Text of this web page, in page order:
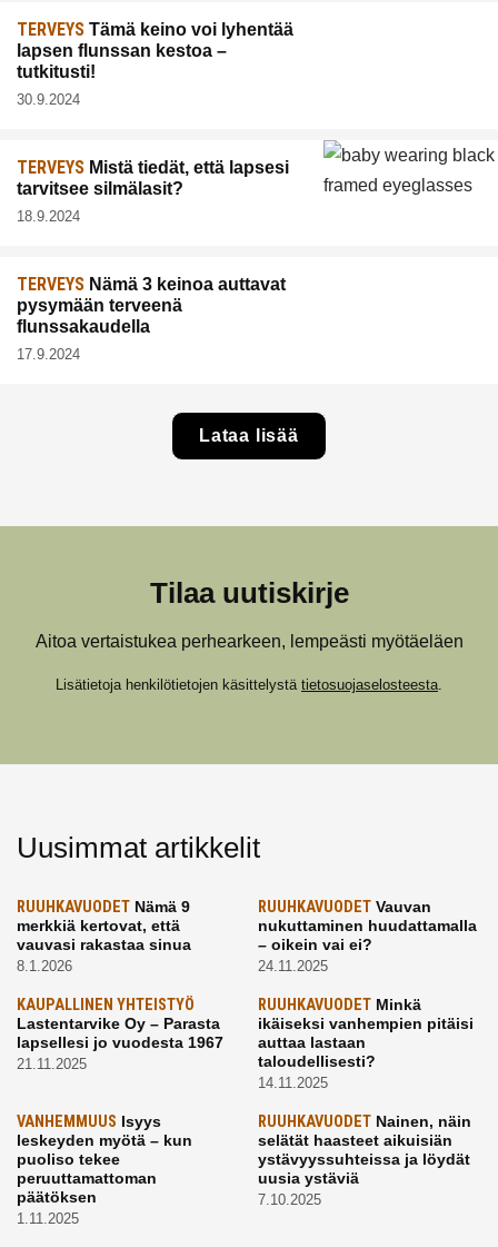
TERVEYS Tämä keino voi lyhentää
lapsen flunssan kestoa –
tutkitusti!
30.9.2024
TERVEYS Mistä tiedät, että lapsesi
tarvitsee silmälasit?
18.9.2024
TERVEYS Nämä 3 keinoa auttavat
pysymään terveenä
flunssakaudella
17.9.2024
Lataa lisää
Tilaa uutiskirje
Aitoa vertaistukea perhearkeen, lempeästi myötäeläen
Lisätietoja henkilötietojen käsittelystä tietosuojaselosteesta.
Uusimmat artikkelit
RUUHKAVUODET Nämä 9
merkkiä kertovat, että
vauvasi rakastaa sinua
8.1.2026
RUUHKAVUODETVauvan
nukuttaminen huudattamalla
– oikein vai ei?
24.11.2025
KAUPALLINEN YHTEISTYÖ
Lastentarvike Oy – Parasta
lapsellesi jo vuodesta 1967
21.11.2025
RUUHKAVUODETMinkä
ikäiseksi vanhempien pitäisi
auttaa lastaan
taloudellisesti?
14.11.2025
VANHEMMUUS Isyys
leskeyden myötä – kun
puoliso tekee
peruuttamattoman
päätöksen
1.11.2025
RUUHKAVUODETNainen, näin
selätät haasteet aikuisiän
ystävyyssuhteissa ja löydät
uusia ystäviä
7.10.2025